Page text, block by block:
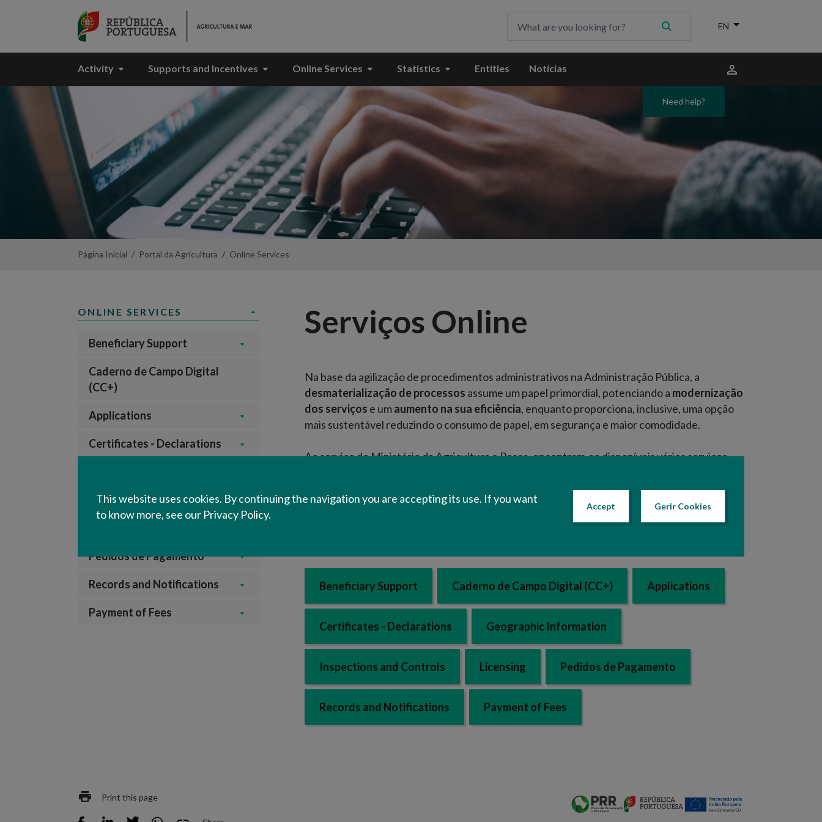
Skip to Main Content
Menu
Activity Supports and Incentives Online Services Statistics Entities Notícias
Need help?
This website uses cookies. By continuing the navigation you are accepting its use. If you want
to know more, see our Privacy Policy.
Accept Gerir Cookies
Página Inicial Portal da Agricultura Online Services
ONLINE SERVICES
Beneficiary Support
Caderno de Campo Digital
(CC+)
Applications
Certificates - Declarations
Inspections and Controls
Pedidos de Pagamento
Records and Notifications
Payment of Fees
Serviços Online
Na base da agilização de procedimentos administrativos na Administração Pública, a
desmaterialização de processos assume um papel primordial, potenciando a modernização
dos serviços e umaumento na sua eficiência, enquanto proporciona, inclusive, uma opção
mais sustentável reduzindo o consumo de papel, em segurança e maior comodidade.
Ao serviço do Ministério da Agricultura e Pesca, encontram-se disponíveis vários serviços
ao seu dispor, selecione um dos botões abaixo.
Beneficiary Support Caderno de Campo Digital (CC+) Applications
Certificates - Declarations Geographic Information
Inspections and Controls Licensing Pedidos de Pagamento
Records and Notifications Payment of Fees
Print this page